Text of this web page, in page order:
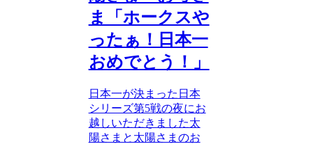
ま「ホークスや
ったぁ！日本一
おめでとう！」
日本一が決まった日本
シリーズ第5戦の夜にお
越しいただきました太
陽さまと太陽さまのお